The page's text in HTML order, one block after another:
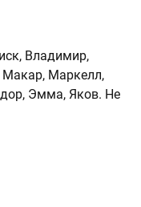
Владимир,
Макар, Маркелл,
Эмма, Яков. Не